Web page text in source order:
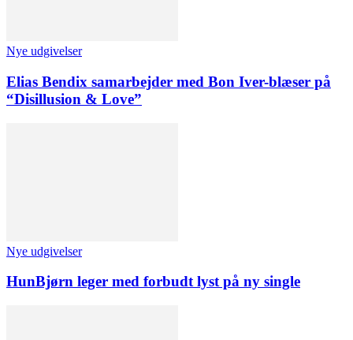
Nye udgivelser
Elias Bendix samarbejder med Bon Iver-blæser på
“Disillusion & Love”
Nye udgivelser
HunBjørn leger med forbudt lyst på ny single